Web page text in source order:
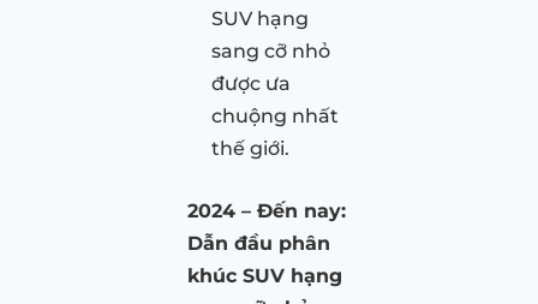
SUV hạng
sang cỡ nhỏ
được ưa
chuộng nhất
thế giới.
2024 – Đến nay:
Dẫn đầu phân
khúc SUV hạng